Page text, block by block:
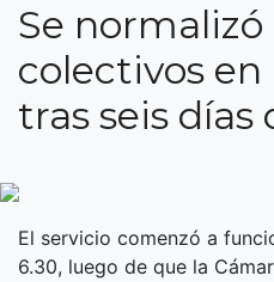
Se
colectivos
tras seis días
El servicio comenzó a
6.30, luego de que la